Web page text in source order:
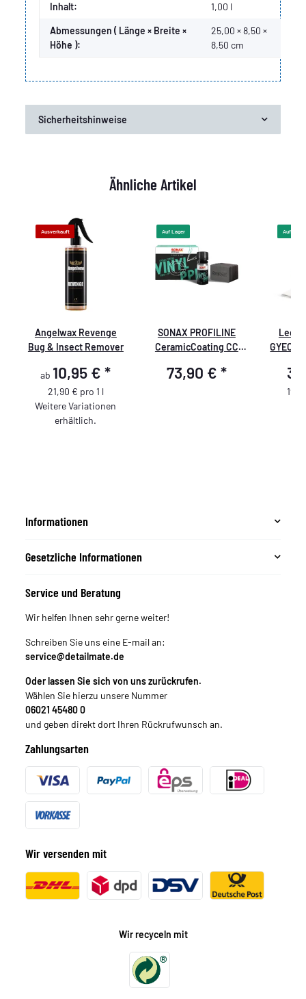
Inhalt: 1,00 l
Abmessungen ( Länge × Breite ×
Höhe ):
25,00 × 8,50 ×
8,50 cm
Sicherheitshinweise
Ähnliche Artikel
Ausverkauft
Angelwax Revenge
Bug & Insect Remover
ab 10,95 €*
21,90 € pro 1 l
Weitere Variationen
erhältlich.
Auf Lager
SONAX PROFILINE
CeramicCoating CC
73,90 € *
Auf Lager
GYEON
+
Informationen
Gesetzliche Informationen
Service und Beratung
Wir helfen Ihnen sehr gerne weiter!
Schreiben Sie uns eine E-mail an:
service@detailmate.de
Oder lassen Sie sich von uns zurückrufen.
Wählen Sie hierzu unsere Nummer
06021 45480 0
und geben direkt dort Ihren Rückrufwunsch an.
Zahlungsarten
Wir versenden mit
Wir recyceln mit